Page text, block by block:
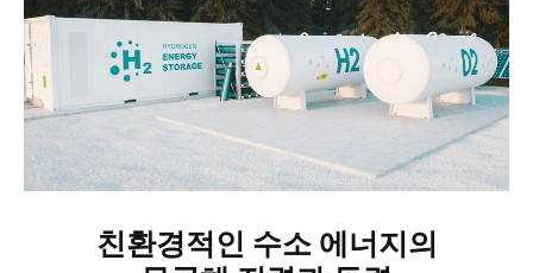
친환경적인 수소 에너지의